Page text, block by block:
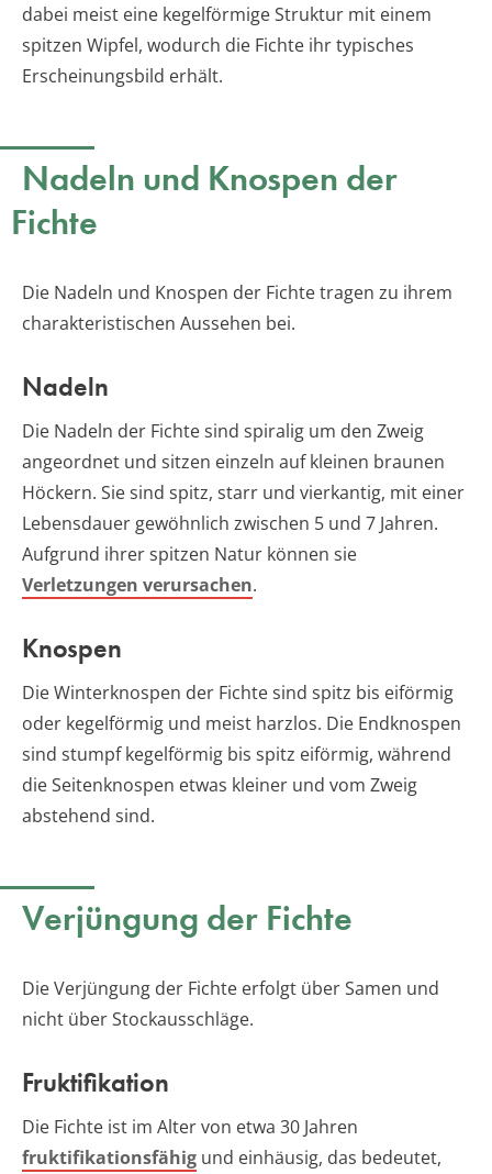
dabei meist eine kegelförmige Struktur mit einem
spitzen Wipfel, wodurch die Fichte ihr typisches
Erscheinungsbild erhält.
Nadeln und Knospen der
Fichte
Die Nadeln und Knospen der Fichte tragen zu ihrem
charakteristischen Aussehen bei.
Nadeln
Die Nadeln der Fichte sind spiralig um den Zweig
angeordnet und sitzen einzeln auf kleinen braunen
Höckern. Sie sind spitz, starr und vierkantig, mit einer
Lebensdauer gewöhnlich zwischen 5 und 7 Jahren.
Aufgrund ihrer spitzen Natur können sie
Verletzungen verursachen.
Knospen
Die Winterknospen der Fichte sind spitz bis eiförmig
oder kegelförmig und meist harzlos. Die Endknospen
sind stumpf kegelförmig bis spitz eiförmig, während
die Seitenknospen etwas kleiner und vom Zweig
abstehend sind.
Verjüngung der Fichte
Die Verjüngung der Fichte erfolgt über Samen und
nicht über Stockausschläge.
Fruktifikation
Die Fichte ist im Alter von etwa 30 Jahren
fruktifikationsfähig und einhäusig, das bedeutet,